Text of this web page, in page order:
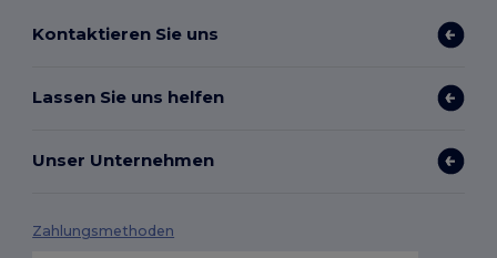
Kontaktieren Sie uns
Lassen Sie uns helfen
Unser Unternehmen
Zahlungsmethoden